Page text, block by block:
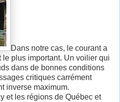
Dans notre cas, le courant a
plus important. Un voilier qui
dans de bonnes conditions
critiques carrément
inverse maximum.
et les régions de Québec et